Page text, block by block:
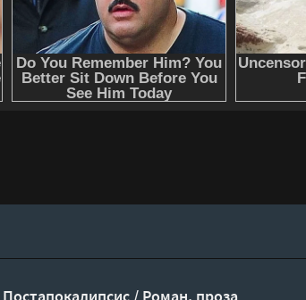
Постапокалипсис / Роман, проза